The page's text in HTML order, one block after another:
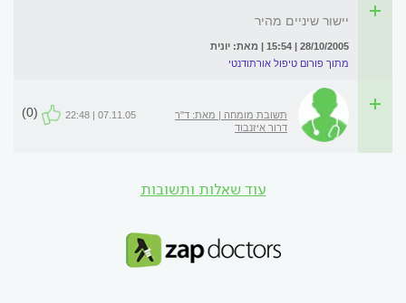
יישור שיניים מהיר
28/10/2005 | 15:54 | מאת: יונית
מתוך פורום טיפול אורתודנטי
תשובת מומחה | מאת: ד"ר
דרור איזנבוד
07.11.05 | 22:48
(0)
עוד שאלות ותשובות